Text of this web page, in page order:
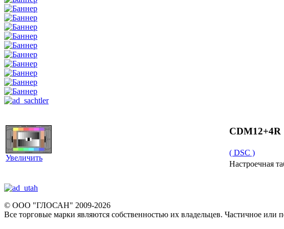
Увеличить
CDM12+4R
( DSC )
Настроечная
© ООО "ГЛОСАН" 2009-2026
Все торговые марки являются собственностью их владельцев. Частичное или